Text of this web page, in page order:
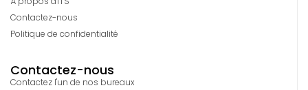
Contactez-nous
Politique de confidentialité
Contactez-nous
Contactez l'un de nos bureaux